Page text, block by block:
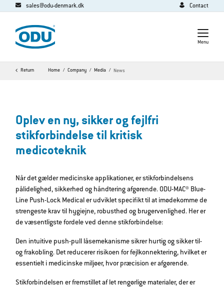
sales@odu-denmark.dk Contact
Menu
Return Home Company Media News
Oplev en ny, sikker og fejlfri
stikforbindelse til kritisk
medicoteknik
Når det gælder medicinske applikationer, er stikforbindelsens
pålidelighed, sikkerhed og håndtering afgørende. ODU-MAC® Blue-
Line Push-Lock Medical er udviklet specifikt til at imødekomme de
strengeste krav til hygiejne, robusthed og brugervenlighed. Her er
de væsentligste fordele ved denne stikforbindelse:
Den intuitive push-pull låsemekanisme sikrer hurtig og sikker til-
og frakobling. Det reducerer risikoen for fejlkonnektering, hvilket er
essentielt i medicinske miljøer, hvor præcision er afgørende.
Stikforbindelsen er fremstillet af let rengørlige materialer, der er